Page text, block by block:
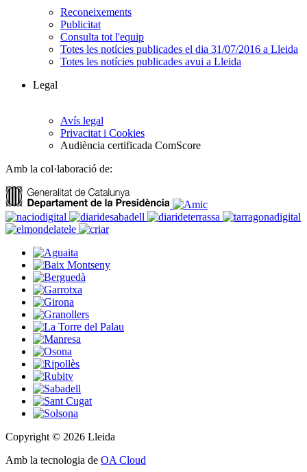
Reconeixements
Publicitat
Consulta tot l'equip
Totes les notícies publicades el dia 31/07/2016 a Lleida
Totes les notícies publicades avui a Lleida
Legal
Avís legal
Privacitat i Cookies
Audiència certificada ComScore
Amb la col·laboració de:
Copyright © 2026 Lleida
Amb la tecnologia de OA Cloud